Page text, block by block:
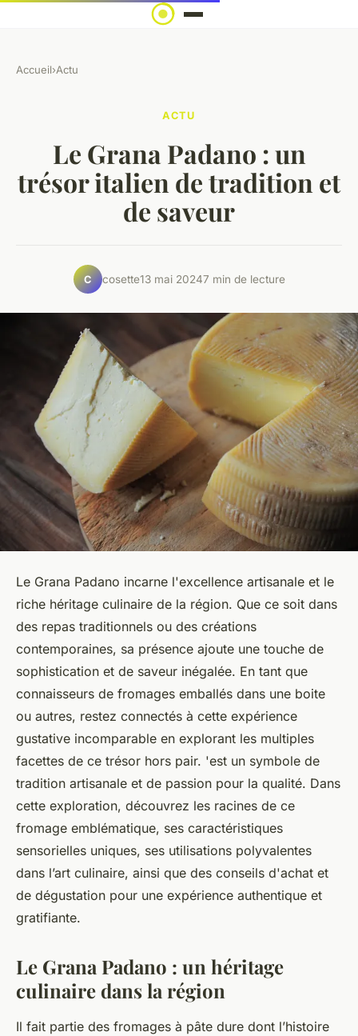
Accueil›Actu
ACTU
Le Grana Padano : un
trésor italien de tradition et
de saveur
C cosette13 mai 20247 min de lecture
Le Grana Padano incarne l'excellence artisanale et le
riche héritage culinaire de la région. Que ce soit dans
des repas traditionnels ou des créations
contemporaines, sa présence ajoute une touche de
sophistication et de saveur inégalée. En tant que
connaisseurs de fromages emballés dans une boite
ou autres, restez connectés à cette expérience
gustative incomparable en explorant les multiples
facettes de ce trésor hors pair. 'est un symbole de
tradition artisanale et de passion pour la qualité. Dans
cette exploration, découvrez les racines de ce
fromage emblématique, ses caractéristiques
sensorielles uniques, ses utilisations polyvalentes
dans l’art culinaire, ainsi que des conseils d'achat et
de dégustation pour une expérience authentique et
gratifiante.
Le Grana Padano : un héritage
culinaire dans la région
Il fait partie des fromages à pâte dure dont l’histoire